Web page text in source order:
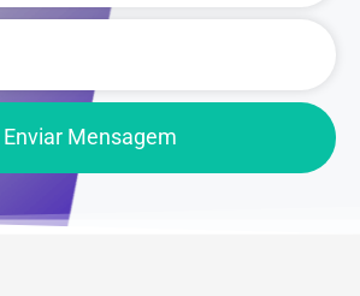
Enviar Mensagem